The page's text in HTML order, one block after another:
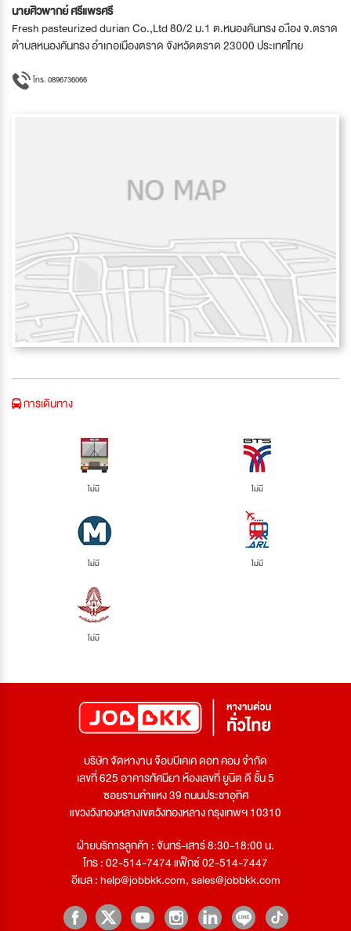
นายศิวพากย์ ศรีแพรศรี
Fresh pasteurized durian Co.,Ltd 80/2 ม.1 ต.หนองคันทรง อ.เือง จ.ตราด
ตำบลหนองคันทรง อำเภอเมืองตราด จังหวัดตราด 23000 ประเทศไทย
โทร. 0896736066
การเดินทาง
ไม่มี ไม่มี
ไม่มี ไม่มี
ไม่มี
บริษัท จัดหางาน จ๊อบบีเคเค ดอท คอม จำกัด
เลขที่ 625 อาคารทัศนียา ห้องเลขที่ ยูนิต ดี ชั้น 5
ซอยรามคำแหง 39 ถนนประชาอุทิศ
แขวงวังทองหลางเขตวังทองหลาง กรุงเทพฯ 10310
ฝ่ายบริการลูกค้า : จันทร์-เสาร์ 8:30-18:00 น.
โทร : 02-514-7474 แฟ็กซ์ 02-514-7447
อีเมล :help@jobbkk.com,sales@jobbkk.com